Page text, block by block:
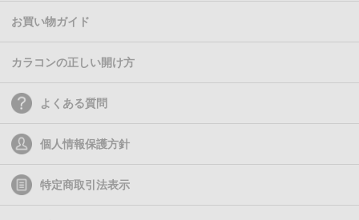
お買い物ガイド
カラコンの正しい開け方
よくある質問
個人情報保護方針
特定商取引法表示